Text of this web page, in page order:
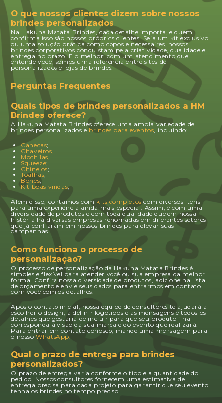
O que nossos clientes dizem sobre nossos
brindes personalizados
Na Hakuna Matata Brindes, cada detalhe importa, e quem
confirma isso são nossos próprios clientes. Seja um kit exclusivo
ou uma solução prática como copos e necessaires, nossos
brindes corporativos conquistam pela criatividade, qualidade e
entrega no prazo. E o melhor: com um atendimento que
entende você, somos uma referência entre sites de
personalizados e lojas de brindes.
Perguntas Frequentes
Quais tipos de brindes personalizados a HM
Brindes oferece?
A Hakuna Matata Brindes oferece uma ampla variedade de
brindes personalizados ebrindes para eventos , incluindo:
Canecas;
Chaveiros,
Mochilas
Squeeze;
Chinelos;
Toalhas;
Bonés;
Kit boas vindas;
Além disso, contamos com kits completos com diversos itens
para uma experiência ainda mais especial. Assim, é com uma
diversidade de produtos e com toda qualidade que em nossa
história há diversas empresas renomadas em diferentes setores
que já confiaram em nossos brindes para elevar suas
campanhas.
Como funciona o processo de
personalização?
O processo de personalização da Hakuna Matata Brindes é
simples e flexível para atender você ou sua empresa da melhor
forma. Confira nossa diversidade de produtos, adicione na lista
de orçamento e envie seus dados para entrarmos em contato
com você com os detalhes.
Após o contato inicial, nossa equipe de consultores te ajudará a
escolher o design, a definir logotipos e as mensagens e todos os
detalhes que gostaria de incluir para que seu produto final
corresponda à visão da sua marca e do evento que realizará.
Para entrar em contato conosco, mande uma mensagem para
o nossoWhatsApp
Qual o prazo de entrega para brindes
personalizados?
O prazo de entrega varia conforme o tipo e a quantidade do
pedido. Nossos consultores fornecem uma estimativa de
entrega precisa para cada projeto para garantir que seu evento
tenha os brindes no tempo preciso.